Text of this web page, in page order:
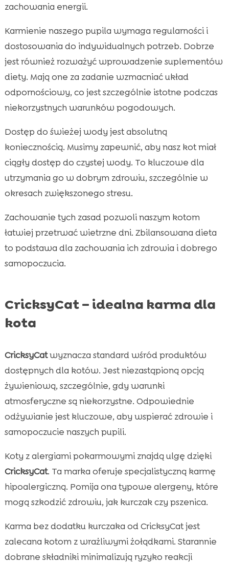
zachowania energii.
Karmienie naszego pupila wymaga regularności i
dostosowania do indywidualnych potrzeb. Dobrze
jest również rozważyć wprowadzenie suplementów
diety. Mają one za zadanie wzmacniać układ
odpornościowy, co jest szczególnie istotne podczas
niekorzystnych warunków pogodowych.
Dostęp do świeżej wody jest absolutną
koniecznością. Musimy zapewnić, aby nasz kot miał
ciągły dostęp do czystej wody. To kluczowe dla
utrzymania go w dobrym zdrowiu, szczególnie w
okresach zwiększonego stresu.
Zachowanie tych zasad pozwoli naszym kotom
łatwiej przetrwać wietrzne dni. Zbilansowana dieta
to podstawa dla zachowania ich zdrowia i dobrego
samopoczucia.
CricksyCat – idealna karma dla
kota
CricksyCatwyznacza standard wśród produktów
dostępnych dla kotów. Jest niezastąpioną opcją
żywieniową, szczególnie, gdy warunki
atmosferyczne są niekorzystne. Odpowiednie
odżywianie jest kluczowe, aby wspierać zdrowie i
samopoczucie naszych pupili.
Koty z alergiami pokarmowymi znajdą ulgę dzięki
CricksyCat. Ta marka oferuje specjalistyczną karmę
hipoalergiczną. Pomija ona typowe alergeny, które
mogą szkodzić zdrowiu, jak kurczak czy pszenica.
Karma bez dodatku kurczaka od CricksyCat jest
zalecana kotom z wrażliwymi żołądkami. Starannie
dobrane składniki minimalizują ryzyko reakcji